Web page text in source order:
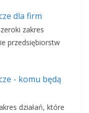
dla firm
zakres
przedsiębiorstw
- komu będą
działań, które